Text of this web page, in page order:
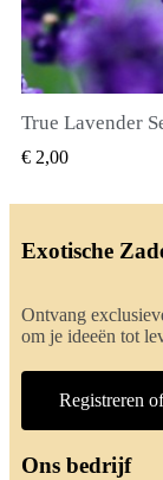
True Lavender
€ 2,00
Exotische
Ontvang
om je ideeën tot
Registreren
Ons bedrijf